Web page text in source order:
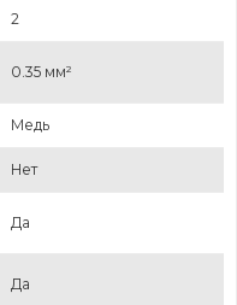
2
0.35 мм²
Медь
Нет
Да
Да